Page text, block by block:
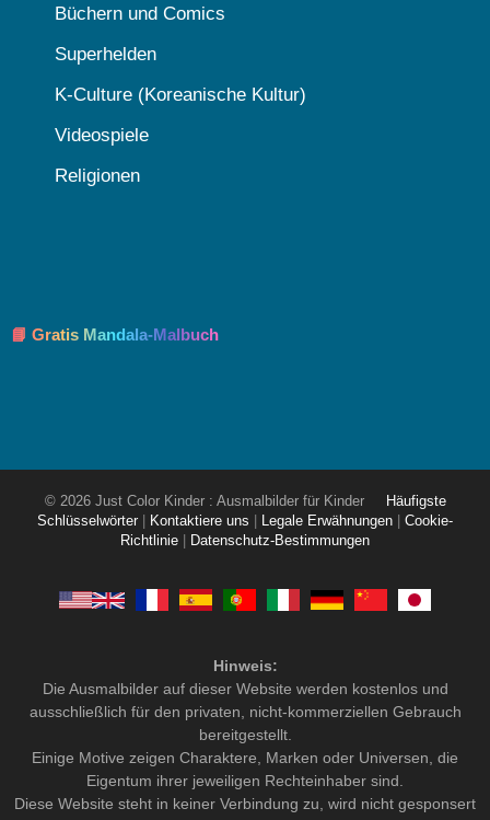
Büchern und Comics
Superhelden
K-Culture (Koreanische Kultur)
Videospiele
Religionen
📘 Gratis Mandala-Malbuch
© 2026 Just Color Kinder : Ausmalbilder für Kinder
Häufigste
Schlüsselwörter
Kontaktiere uns Legale Erwähnungen
Cookie-
Richtlinie
Datenschutz-Bestimmungen
Hinweis:
Die Ausmalbilder auf dieser Website werden kostenlos und
ausschließlich für den privaten, nicht-kommerziellen Gebrauch
bereitgestellt.
Einige Motive zeigen Charaktere, Marken oder Universen, die
Eigentum ihrer jeweiligen Rechteinhaber sind.
Diese Website steht in keiner Verbindung zu, wird nicht gesponsert